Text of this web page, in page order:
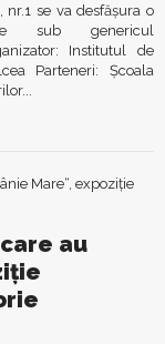
nr.1 se va desfășura o
sub genericul
Institutul de
Parteneri: Școala
au